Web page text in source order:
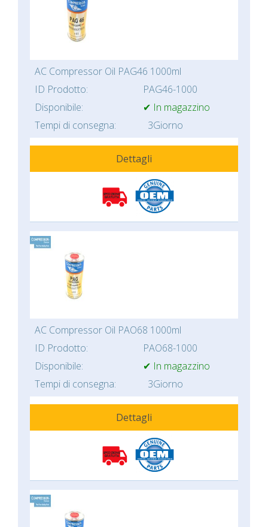
AC Compressor Oil PAG46 1000ml
ID Prodotto:
PAG46-1000
Disponibile:
✔ In magazzino
Tempi di consegna:
3Giorno
Dettagli
AC Compressor Oil PAO68 1000ml
ID Prodotto:
PAO68-1000
Disponibile:
✔ In magazzino
Tempi di consegna:
3Giorno
Dettagli